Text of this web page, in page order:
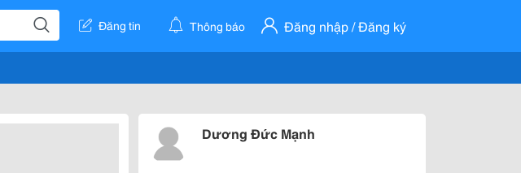
Đăng tin Thông báo Đăng nhập / Đăng ký
Dương Đức Mạnh